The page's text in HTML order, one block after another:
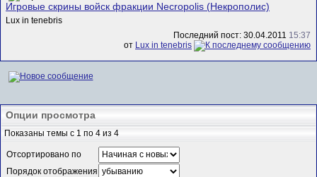
Игровые скрины войск фракции Necropolis (Некрополис)
Lux in tenebris
Последний пост: 30.04.2011 15:37
от Lux in tenebris
Опции просмотра
Показаны темы с 1 по 4 из 4
Отсортировано по
Порядок отображения